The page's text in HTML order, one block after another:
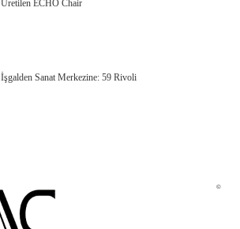
Üretilen ECHO Chair
İşgalden Sanat Merkezine: 59 Rivoli
©